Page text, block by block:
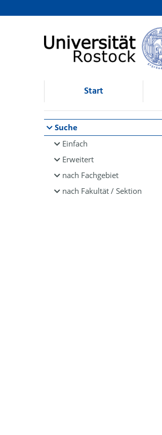
Browsen
direkt zum Inhalt
Start
Suche
Einfach
Erweitert
nach Fachgebiet
nach Fakultät / Sektion